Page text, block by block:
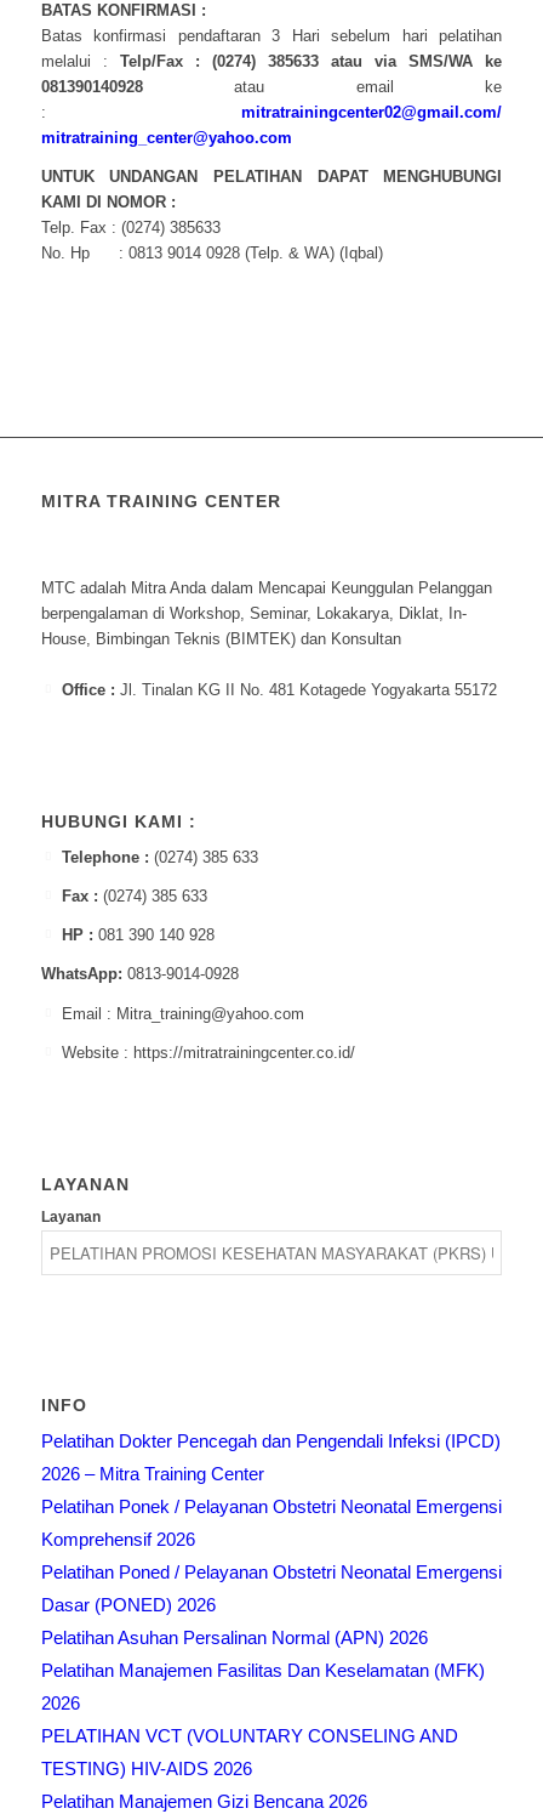
BATAS KONFIRMASI :
Batas konfirmasi pendaftaran 3 Hari sebelum hari pelatihan
melalui : Telp/Fax : (0274) 385633 atau via SMS/WA ke
081390140928atau email ke
:
mitratrainingcenter02@gmail.com/
mitratraining_center@yahoo.com
UNTUK UNDANGAN PELATIHAN DAPAT MENGHUBUNGI
KAMI DI NOMOR :
Telp. Fax : (0274) 385633
No. Hp : 0813 9014 0928 (Telp. & WA) (Iqbal)
MITRA TRAINING CENTER
MTC adalah Mitra Anda dalam Mencapai Keunggulan Pelanggan
berpengalaman di Workshop, Seminar, Lokakarya, Diklat, In-
House, Bimbingan Teknis (BIMTEK) dan Konsultan
Office : Jl. Tinalan KG II No. 481 Kotagede Yogyakarta 55172
HUBUNGI KAMI :
Telephone : (0274) 385 633
Fax : (0274) 385 633
HP :081 390 140 928
WhatsApp: 0813-9014-0928
Email : Mitra_training@yahoo.com
Website : https://mitratrainingcenter.co.id/
LAYANAN
Layanan
INFO
Pelatihan Dokter Pencegah dan Pengendali Infeksi (IPCD)
2026 – Mitra Training Center
Pelatihan Ponek / Pelayanan Obstetri Neonatal Emergensi
Komprehensif 2026
Pelatihan Poned / Pelayanan Obstetri Neonatal Emergensi
Dasar (PONED) 2026
Pelatihan Asuhan Persalinan Normal (APN) 2026
Pelatihan Manajemen Fasilitas Dan Keselamatan (MFK)
2026
PELATIHAN VCT (VOLUNTARY CONSELING AND
TESTING) HIV-AIDS 2026
Pelatihan Manajemen Gizi Bencana 2026